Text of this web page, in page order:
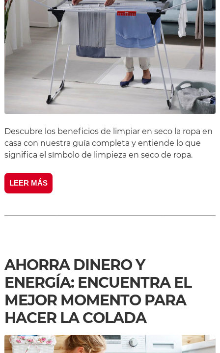
Descubre los beneficios de limpiar en seco la ropa en
casa con nuestra guía completa y entiende lo que
significa el símbolo de limpieza en seco de ropa.
LEER MÁS
AHORRA DINERO Y
ENERGÍA: ENCUENTRA EL
MEJOR MOMENTO PARA
HACER LA COLADA